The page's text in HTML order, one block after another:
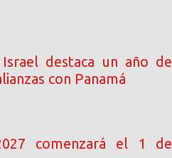
destaca un año de
con Panamá
comenzará el 1 de